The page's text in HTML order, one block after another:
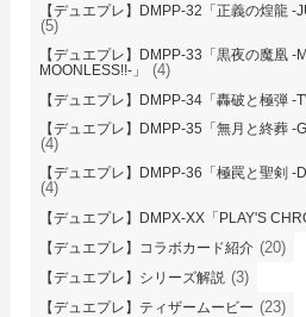
【デュエプレ】DMPP-32「正義の煌龍 -
(5)
【デュエプレ】DMPP-33「黒夜の魔凰 -
MOONLESS!!-」
(4)
【デュエプレ】DMPP-34「轟破と極弾 -
【デュエプレ】DMPP-35「無月と終葬 -
(4)
【デュエプレ】DMPP-36「極罠と聖剣 -
(4)
【デュエプレ】DMPX-XX「PLAY'S
【デュエプレ】コラボカード紹介 (20)
【デュエプレ】シリーズ解説 (3)
【デュエプレ】ティザームービー (23)